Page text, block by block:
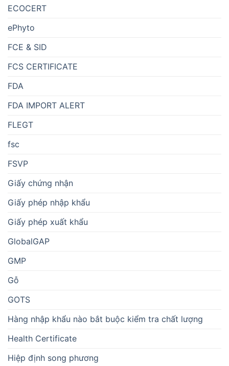
ECOCERT
ePhyto
FCE & SID
FCS CERTIFICATE
FDA
FDA IMPORT ALERT
FLEGT
fsc
FSVP
Giấy chứng nhận
Giấy phép nhập khẩu
Giấy phép xuất khẩu
GlobalGAP
GMP
Gỗ
GOTS
Hàng nhập khẩu nào bắt buộc kiểm tra chất lượng
Health Certificate
Hiệp định song phương